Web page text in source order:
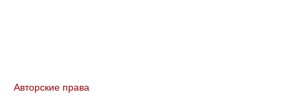
Авторские права